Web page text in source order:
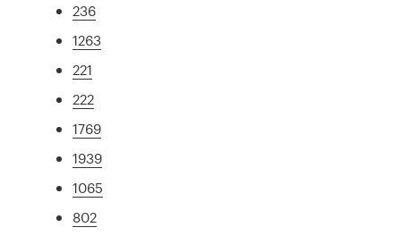
236
1263
221
222
1769
1939
1065
802